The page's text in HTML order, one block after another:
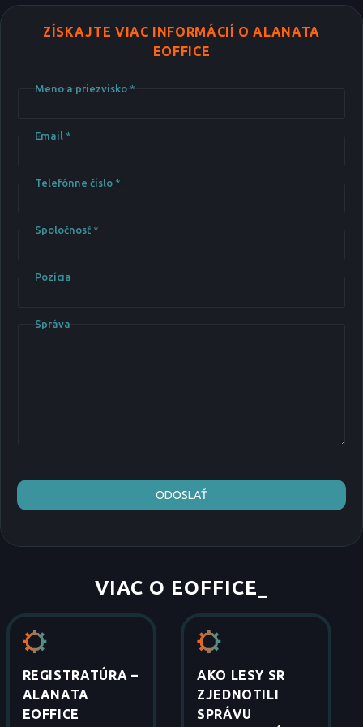
ZÍSKAJTE VIAC INFORMÁCIÍ O ALANATA
EOFFICE
Meno a priezvisko *
Email *
Telefónne číslo *
Spoločnosť *
Pozícia
Správa
ODOSLAŤ
VIAC O EOFFICE
REGISTRATÚRA –
ALANATA
EOFFICE
AKO LESY SR
ZJEDNOTILI
SPRÁVU